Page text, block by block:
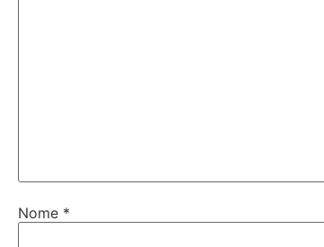
Nome *